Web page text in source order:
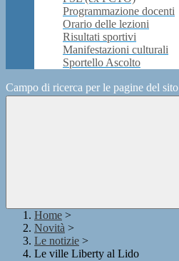
Programmazione docenti
Orario delle lezioni
Risultati sportivi
Manifestazioni culturali
Sportello Ascolto
Campo di ricerca per le pagine del sito
Home >
Novità >
Le notizie >
Le ville Liberty al Lido